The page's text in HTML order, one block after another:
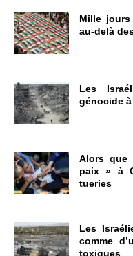
Mille
au-delà
Les
génocide à
Alors que
paix » à
tueries
Les
comme
toxiques